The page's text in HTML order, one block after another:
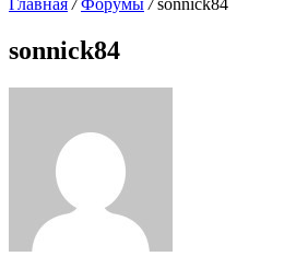
Главная / Форумы / sonnick84
sonnick84